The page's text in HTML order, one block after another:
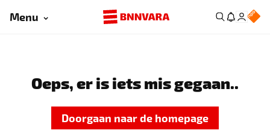
Menu
Oeps, er is iets mis gegaan..
Doorgaan naar de homepage